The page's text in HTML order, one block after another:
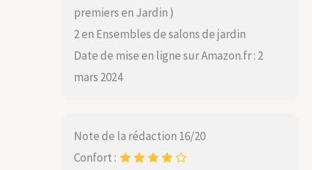
premiers en Jardin )
2 en Ensembles de salons de jardin
Date de mise en ligne sur Amazon.fr : 2
mars 2024
Note de la rédaction 16/20
Confort :